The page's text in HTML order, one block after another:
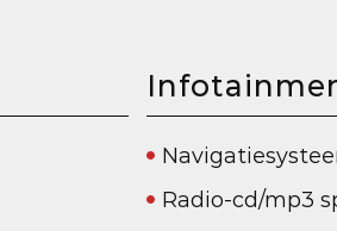
Radio-cd/mp3